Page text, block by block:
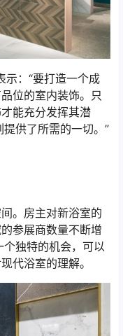
：“要打造一个成
位的室内装饰。只
能充分发挥其潜
供了所需的一切。”
。房主对新浴室的
参展商数量不断增
独特的机会，可以
代浴室的理解。